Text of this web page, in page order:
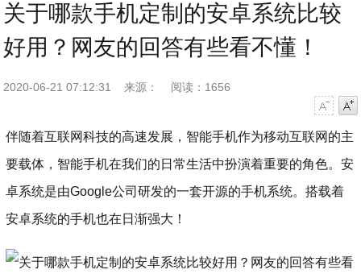
关于哪款手机定制的安卓系统比较
好用？网友的回答有些看不懂！
2020-06-21 07:12:31 来源：
阅读：1656
伴随着互联网科技的高速发展，智能手机作为移动互联网的主
要载体，智能手机在我们的日常生活中扮演着重要的角色。安
卓系统是由Google公司研发的一套开源的手机系统。搭载着
安卓系统的手机也在日渐强大！